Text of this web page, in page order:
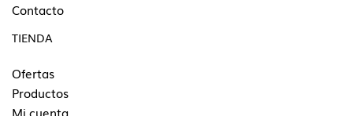
Contacto
TIENDA
Ofertas
Productos
Mi cuenta